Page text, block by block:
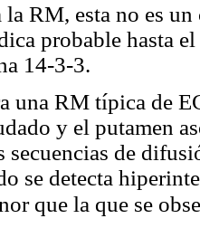
la RM, esta no es
probable hasta
14-3-3.
una RM típica de
y el putamen
secuencias de
se detecta
que la que se